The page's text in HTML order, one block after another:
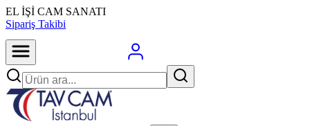
EL İŞİ CAM SANATI
Sipariş Takibi